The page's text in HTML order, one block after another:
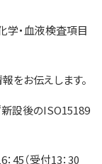
をお伝えします。